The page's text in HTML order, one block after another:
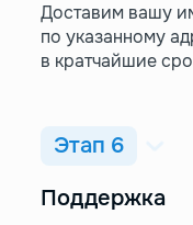
Доставим вашу
по указанному
в кратчайшие
Этап 6
Поддержка